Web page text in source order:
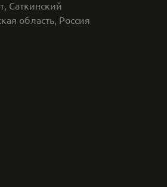
Саткинский
область, Россия